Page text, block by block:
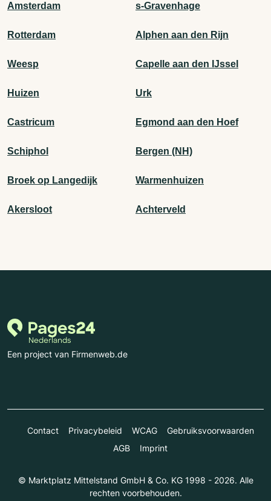
Amsterdam s-Gravenhage
Rotterdam Alphen aan den Rijn
Weesp Capelle aan den IJssel
Huizen Urk
Castricum Egmond aan den Hoef
Schiphol Bergen (NH)
Broek op Langedijk Warmenhuizen
Akersloot Achterveld
Een project van Firmenweb.de
Contact Privacybeleid WCAG
Gebruiksvoorwaarden
AGB
Imprint
© Marktplatz Mittelstand GmbH & Co. KG 1998 - 2026. Alle
rechten voorbehouden.